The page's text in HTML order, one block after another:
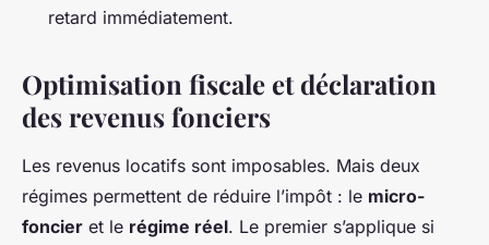
retard immédiatement.
Optimisation fiscale et déclaration
des revenus fonciers
Les revenus locatifs sont imposables. Mais deux
régimes permettent de réduire l’impôt : le micro-
foncier et le régime réel. Le premier s’applique si